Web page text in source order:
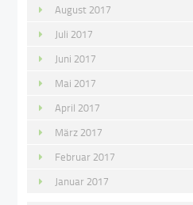
August 2017
Juli 2017
Juni 2017
Mai 2017
April 2017
März 2017
Februar 2017
Januar 2017